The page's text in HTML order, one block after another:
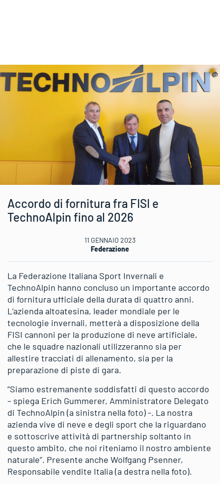
Accordo di fornitura fra FISI e
TechnoAlpin fino al 2026
11 GENNAIO 2023
Federazione
La Federazione Italiana Sport Invernali e
TechnoAlpin hanno concluso un importante accordo
di fornitura ufficiale della durata di quattro anni.
L’azienda altoatesina, leader mondiale per le
tecnologie invernali, metterà a disposizione della
FISI cannoni per la produzione di neve artificiale,
che le squadre nazionali utilizzeranno sia per
allestire tracciati di allenamento, sia per la
preparazione di piste di gara.
“Siamo estremanente soddisfatti di questo accordo
– spiega Erich Gummerer, Amministratore Delegato
di TechnoAlpin (a sinistra nella foto) -. La nostra
azienda vive di neve e degli sport che la riguardano
e sottoscrive attività di partnership soltanto in
questo ambito, che noi riteniamo il nostro ambiente
naturale”. Presente anche Wolfgang Psenner,
Responsabile vendite Italia (a destra nella foto).